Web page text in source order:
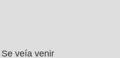
Se veía venir